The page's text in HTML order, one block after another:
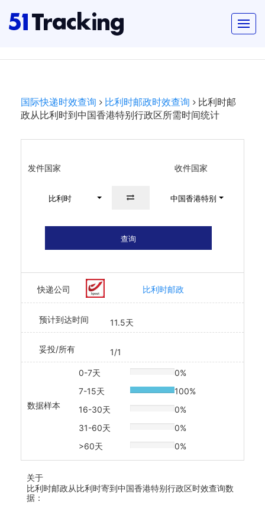
国际快递时效查询 比利时邮政时效查询
比利时邮
政从比利时到中国香港特别行政区所需时间统计
发件国家 收件国家
比利时 中国香港特别行政区
查询
快递公司 比利时邮政
预计到达时间 11.5天
妥投/所有 1/1
数据样本
0-7天 20% Complete0%
7-15天
20% Complete
100%
16-30天
20% Complete0%
31-60天
20% Complete0%
>60天
20% Complete0%
关于
比利时邮政从比利时寄到中国香港特别行政区时效查询数
据：